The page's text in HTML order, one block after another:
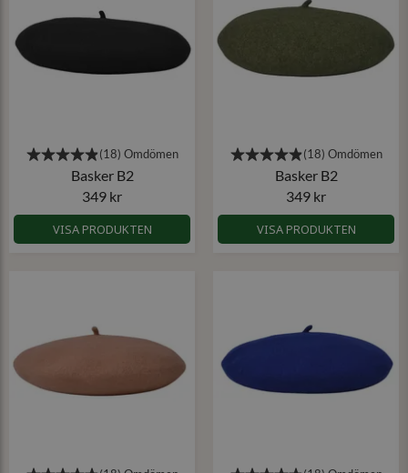
Basker B2
349 kr
VISA PRODUKTEN
Basker B2
349 kr
VISA PRODUKTEN